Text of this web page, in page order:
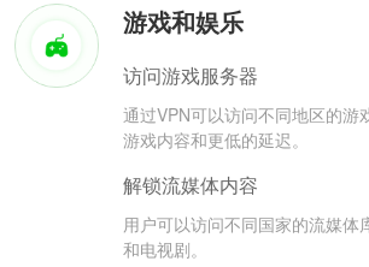
游戏和娱乐
访问游戏服务器
通过VPN可以访问不同地区的游
游戏内容和更低的延迟。
解锁流媒体内容
用户可以访问不同国家的流媒体
和电视剧。